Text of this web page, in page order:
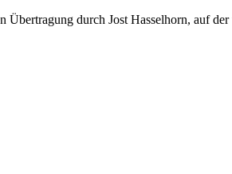
durch Jost Hasselhorn, auf der